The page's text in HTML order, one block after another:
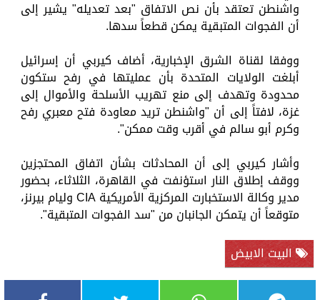
واشنطن تعتقد بأن نص الاتفاق "بعد تعديله" يشير إلى
أن الفجوات المتبقية يمكن قطعاً سدها.
ووفقا لقناة الشرق الإخبارية، أضاف كيربي أن إسرائيل
أبلغت الولايات المتحدة بأن عمليتها في رفح ستكون
محدودة وتهدف إلى منع تهريب الأسلحة والأموال إلى
غزة، لافتاً إلى أن "واشنطن تريد معاودة فتح معبري رفح
وكرم أبو سالم في أقرب وقت ممكن".
وأشار كيربي إلى أن المحادثات بشأن اتفاق المحتجزين
ووقف إطلاق النار استؤنفت في القاهرة، الثلاثاء، بحضور
مدير وكالة الاستخبارت المركزية الأمريكية CIA وليام بيرنز،
متوقعاً أن يتمكن الجانبان من "سد الفجوات المتبقية".
البيت الابيض